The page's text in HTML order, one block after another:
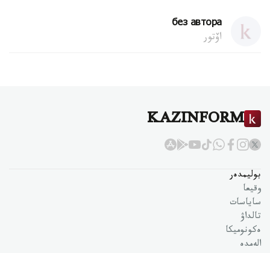
без автора
اۆتور
KAZINFORM
بوليمدەر
وقيعا
ساياسات
تالداۋ
ەكونوميكا
الەمدە